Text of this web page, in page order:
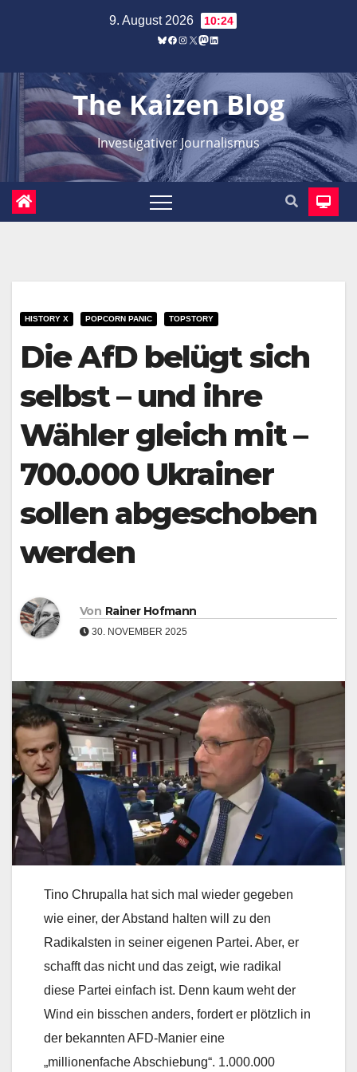
9. August 2026 10:24
Bluesky
Facebook
Instagram
X Mastodon
LinkedIn
The Kaizen Blog
Investigativer Journalismus
HISTORY X POPCORN PANIC TOPSTORY
Die AfD belügt sich
selbst – und ihre
Wähler gleich mit –
700.000 Ukrainer
sollen abgeschoben
werden
Von Rainer Hofmann
30. NOVEMBER 2025
Tino Chrupalla hat sich mal wieder gegeben
wie einer, der Abstand halten will zu den
Radikalsten in seiner eigenen Partei. Aber, er
schafft das nicht und das zeigt, wie radikal
diese Partei einfach ist. Denn kaum weht der
Wind ein bisschen anders, fordert er plötzlich in
der bekannten AFD-Manier eine
„millionenfache Abschiebung“. 1.000.000